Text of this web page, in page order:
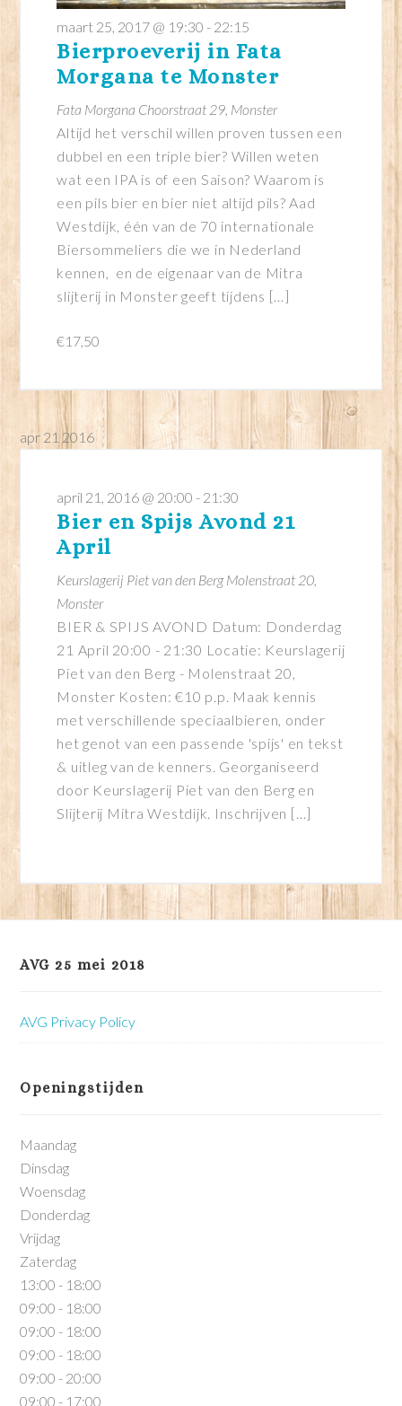
maart 25, 2017 @ 19:30 - 22:15
Bierproeverij in Fata
Morgana te Monster
Fata Morgana Choorstraat 29, Monster
Altijd het verschil willen proven tussen een
dubbel en een triple bier? Willen weten
wat een IPA is of een Saison? Waarom is
een pils bier en bier niet altijd pils? Aad
Westdijk, één van de 70 internationale
Biersommeliers die we in Nederland
kennen, en de eigenaar van de Mitra
slijterij in Monster geeft tijdens […]
€17,50
apr 212016
april 21, 2016 @ 20:00 - 21:30
Bier en Spijs Avond 21
April
Keurslagerij Piet van den BergMolenstraat 20,
Monster
BIER & SPIJS AVOND Datum: Donderdag
21 April 20:00 - 21:30 Locatie: Keurslagerij
Piet van den Berg - Molenstraat 20,
Monster Kosten: €10 p.p. Maak kennis
met verschillende speciaalbieren, onder
het genot van een passende 'spijs' en tekst
& uitleg van de kenners. Georganiseerd
door Keurslagerij Piet van den Berg en
Slijterij Mitra Westdijk. Inschrijven […]
AVG 25 mei 2018
AVG Privacy Policy
Openingstijden
Maandag
Dinsdag
Woensdag
Donderdag
Vrijdag
Zaterdag
13:00 - 18:00
09:00 - 18:00
09:00 - 18:00
09:00 - 18:00
09:00 - 20:00
09:00 - 17:00